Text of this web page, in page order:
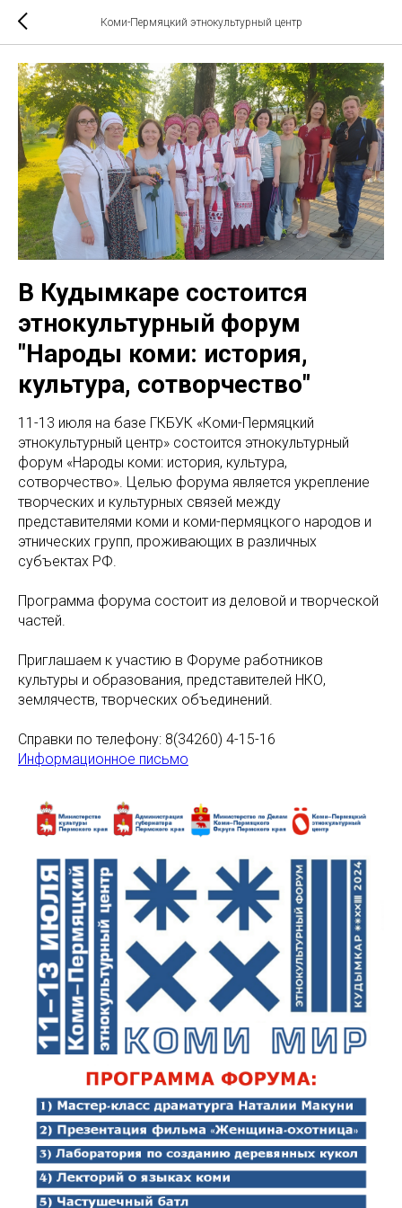
Коми-Пермяцкий этнокультурный центр
В Кудымкаре состоится
этнокультурный форум
"Народы коми: история,
культура, сотворчество"
11-13 июля на базе ГКБУК «Коми-Пермяцкий
этнокультурный центр» состоится этнокультурный
форум «Народы коми: история, культура,
сотворчество». Целью форума является укрепление
творческих и культурных связей между
представителями коми и коми-пермяцкого народов и
этнических групп, проживающих в различных
субъектах РФ.
Программа форума состоит из деловой и творческой
частей.
Приглашаем к участию в Форуме работников
культуры и образования, представителей НКО,
землячеств, творческих объединений.
Справки по телефону: 8(34260) 4-15-16
Информационное письмо